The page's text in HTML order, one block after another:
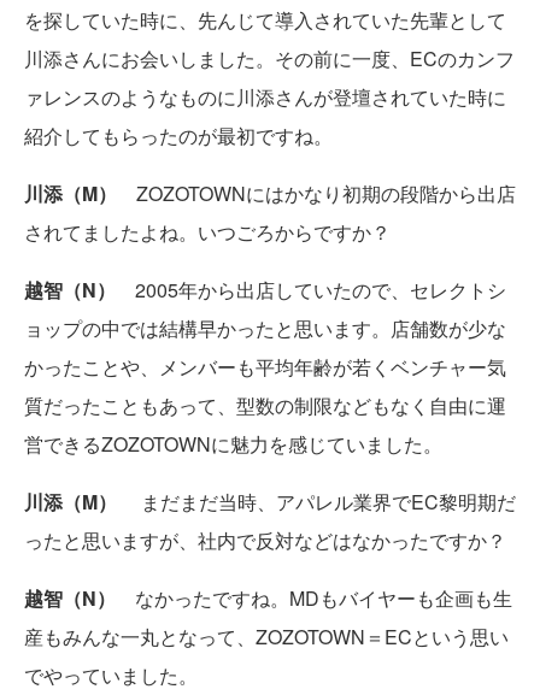
を探していた時に、先んじて導入されていた先輩として
川添さんにお会いしました。その前に一度、ECのカンフ
ァレンスのようなものに川添さんが登壇されていた時に
紹介してもらったのが最初ですね。
川添（M）
ZOZOTOWNにはかなり初期の段階から出店
されてましたよね。いつごろからですか？
越智（N）
2005年から出店していたので、セレクトシ
ョップの中では結構早かったと思います。店舗数が少な
かったことや、メンバーも平均年齢が若くベンチャー気
質だったこともあって、型数の制限などもなく自由に運
営できるZOZOTOWNに魅力を感じていました。
川添（M）
まだまだ当時、アパレル業界でEC黎明期だ
ったと思いますが、社内で反対などはなかったですか？
越智（N）
なかったですね。MDもバイヤーも企画も生
産もみんな一丸となって、ZOZOTOWN＝ECという思い
でやっていました。